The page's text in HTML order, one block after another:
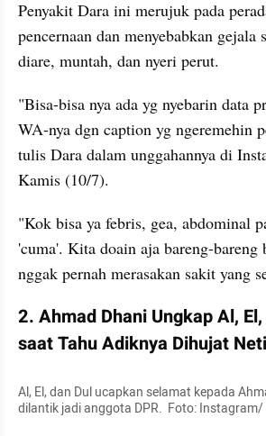
Penyakit Dara ini merujuk pada
pencernaan dan menyebabkan gejala
diare, muntah, dan nyeri perut.
"Bisa-bisa nya ada yg nyebarin data
WA-nya dgn caption yg ngeremehin
tulis Dara dalam unggahannya di
Kamis (10/7).
"Kok bisa ya febris, gea, abdominal
'cuma'. Kita doain aja bareng-
nggak pernah merasakan sakit yang
2. Ahmad Dhani Ungkap Al,
saat Tahu Adiknya Dihujat
Al, El, dan Dul ucapkan selamat kepada
dilantik jadi anggota DPR.  Foto: